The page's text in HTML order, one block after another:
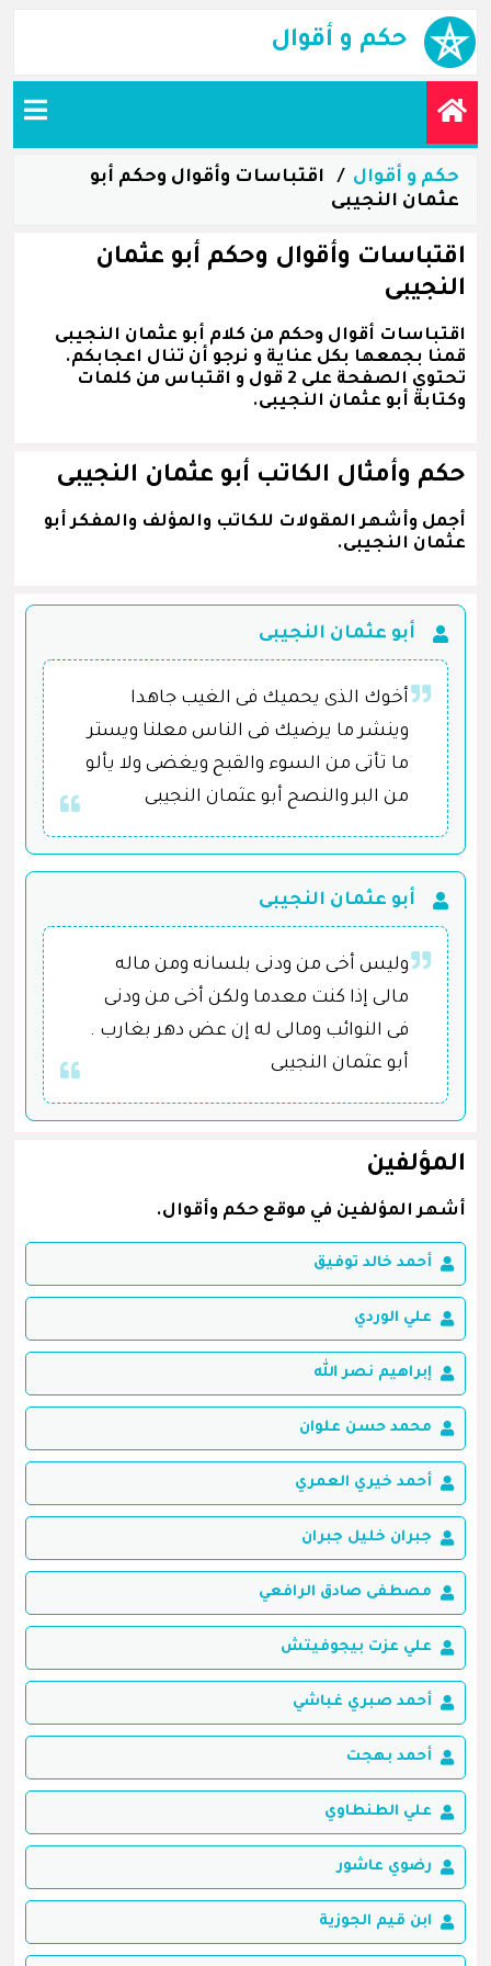
حكم و أقوال
حكم و أقوال
اقتباسات وأقوال وحكم أبو
عثمان النجيبى
اقتباسات وأقوال وحكم أبو عثمان
النجيبى
اقتباسات أقوال وحكم من كلام أبو عثمان النجيبى
قمنا بجمعها بكل عناية و نرجو أن تنال اعجابكم.
تحتوي الصفحة على 2 قول و اقتباس من كلمات
وكتابة أبو عثمان النجيبى.
حكم وأمثال الكاتب أبو عثمان النجيبى
أجمل وأشهر المقولات للكاتب والمؤلف والمفكر أبو
عثمان النجيبى.
أبو عثمان النجيبى
أخوك الذى يحميك فى الغيب جاهدا
وينشر ما يرضيك فى الناس معلنا ويستر
ما تأتى من السوء والقبح ويغضى ولا يألو
من البر والنصح أبو عثمان النجيبى
أبو عثمان النجيبى
وليس أخى من ودنى بلسانه ومن ماله
مالى إذا كنت معدما ولكن أخى من ودنى
فى النوائب ومالى له إن عض دهر بغارب .
أبو عثمان النجيبى
المؤلفين
أشهر المؤلفين في موقع حكم وأقوال.
أحمد خالد توفيق
علي الوردي
إبراهيم نصر الله
محمد حسن علوان
أحمد خيري العمري
جبران خليل جبران
مصطفى صادق الرافعي
علي عزت بيجوفيتش
أحمد صبري غباشي
أحمد بهجت
علي الطنطاوي
رضوي عاشور
ابن قيم الجوزية